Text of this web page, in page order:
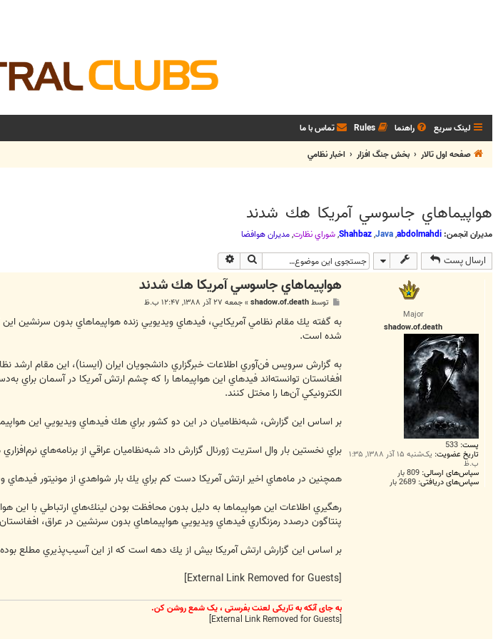
لینک سریع راهنما Rules تماس با ما
صفحه اول تالار
بخش جنگ افزار اخبار نظامي
هواپيماهاي جاسوسي آمريكا هك شدند
مدیران انجمن: abdolmahdi
,
Java
,
Shahbaz
,شوراي نظارت,مديران هوافضا
ارسال پست جستجو
Major
shadow.of.death
پست: 533
تاریخ عضویت: یک‌شنبه ۱۵ آذر ۱۳۸۸, ۱:۳۵
ب.ظ
سپاس‌های ارسالی: 809 بار
سپاس‌های دریافتی: 2689 بار
هواپيماهاي جاسوسي آمريكا هك شدند
ت
توسطshadow.of.death
»جمعه ۲۷ آذر ۱۳۸۸, ۱۲:۴۷ ب.ظ
به گفته يك مقام نظامي آمريكايي، فيدهاي ويديويي زنده هواپيماهاي بدون سرنشين
شده است.
به گزارش سرويس فن‌آوري اطلاعات خبرگزاري دانشجويان ايران (ايسنا)، اين مقام
افغانستان توانسته‌اند فيدهاي اين هواپيماها را كه چشم ارتش آمريكا در آسمان براي
الكترونيكي آن‌ها را مختل كنند.
بر اساس اين گزارش، شبه‌نظاميان در اين دو كشور براي هك فيدهاي ويديويي اين هواپيماها از
براي نخستين بار وال استريت ژورنال گزارش داد شبه‌نظاميان عراقي از برنامه‌هاي نرم‌افزاري مانند اسكاي گربر كه فقط 25.95 دلار قيمت دارد، براي گرفتن
همچنين در ماه‌هاي اخير ارتش آمريكا دست كم براي يك بار شواهدي از مونيتور
رهگيري اطلاعات اين هواپيماها به دليل بدون محافظت بودن لينك‌هاي ارتباطي با
پنتاگون درصدد رمزنگاري فيدهاي ويديويي هواپيماهاي بدون سرنشين در عراق،
بر اساس اين گزارش ارتش آمريكا بيش از يك دهه است كه از اين آسيب‌پذيري مطلع بوده
[External Link Removed for Guests]
به جای آنکه به تاریکی لعنت بفرستی ، یک شمع روشن کن.
[External Link Removed for Guests]